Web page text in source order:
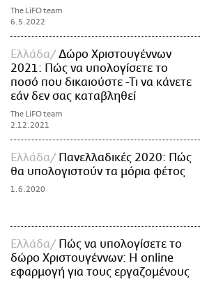
The LiFO team
6.5.2022
Ελλάδα
Δώρο Χριστουγέννων
2021: Πώς να υπολογίσετε το
ποσό που δικαιούστε -Τι να κάνετε
εάν δεν σας καταβληθεί
The LiFO team
2.12.2021
Ελλάδα
Πανελλαδικές 2020: Πώς
θα υπολογιστούν τα μόρια φέτος
1.6.2020
Ελλάδα
Πώς να υπολογίσετε το
δώρο Χριστουγέννων: Η online
εφαρμογή για τους εργαζομένους